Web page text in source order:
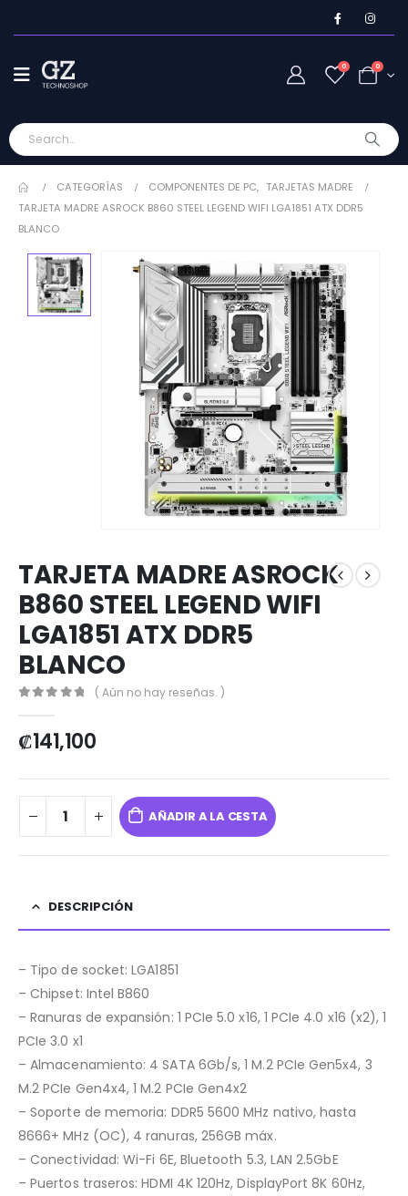
0 0
CATEGORÍAS COMPONENTES DE PC, TARJETAS MADRE
TARJETA MADRE ASROCK B860 STEEL LEGEND WIFI LGA1851 ATX DDR5
BLANCO
TARJETA MADRE ASROCK
B860 STEEL LEGEND WIFI
LGA1851 ATX DDR5
BLANCO
( Aún no hay reseñas. )
₡141,100
AÑADIR A LA CESTA
DESCRIPCIÓN
– Tipo de socket: LGA1851
– Chipset: Intel B860
– Ranuras de expansión: 1 PCIe 5.0 x16, 1 PCIe 4.0 x16 (x2), 1
PCIe 3.0 x1
– Almacenamiento: 4 SATA 6Gb/s, 1 M.2 PCIe Gen5x4, 3
M.2 PCIe Gen4x4, 1 M.2 PCIe Gen4x2
– Soporte de memoria: DDR5 5600 MHz nativo, hasta
8666+ MHz (OC), 4 ranuras, 256GB máx.
– Conectividad: Wi-Fi 6E, Bluetooth 5.3, LAN 2.5GbE
– Puertos traseros: HDMI 4K 120Hz, DisplayPort 8K 60Hz,